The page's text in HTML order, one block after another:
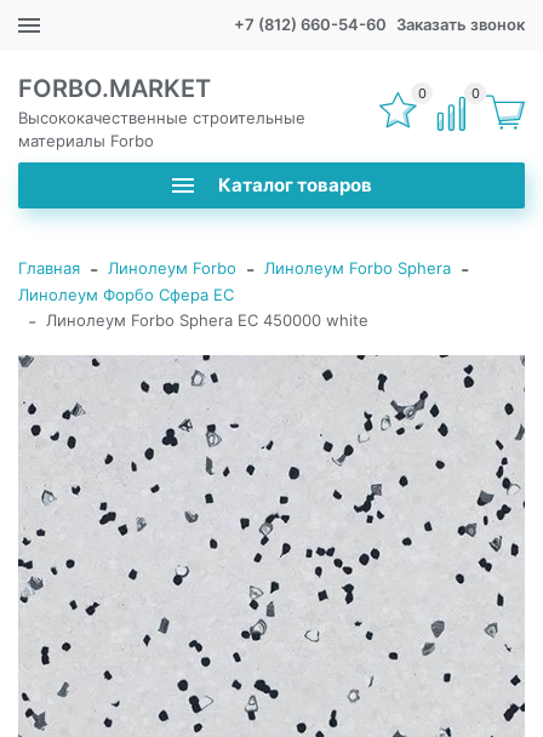
+7 (812) 660-54-60 Заказать звонок
FORBO.MARKET
Высококачественные строительные
материалы Forbo
Каталог товаров
0 0
Главная - Линолеум Forbo - Линолеум Forbo Sphera -
Линолеум Форбо Сфера ЕС
- Линолеум Forbo Sphera EC 450000 white